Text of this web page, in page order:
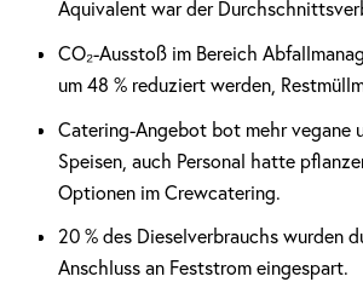
Äquivalent war der
CO₂-Ausstoß im Bereich
um 48 % reduziert werden,
Catering-Angebot bot mehr vegane
Speisen, auch Personal hatte
Optionen im Crewcatering.
20 % des Dieselverbrauchs wurden
Anschluss an Feststrom eingespart.